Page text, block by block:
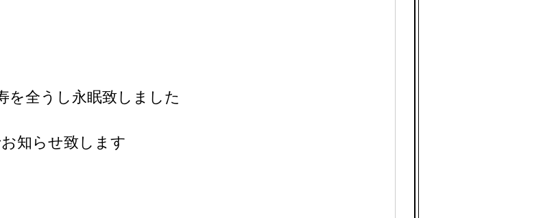
を全うし永眠致しました
知らせ致します